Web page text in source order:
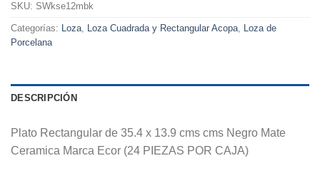
SKU: SWkse12mbk
Categorías: Loza, Loza Cuadrada y Rectangular Acopa, Loza de
Porcelana
DESCRIPCIÓN
Plato Rectangular de 35.4 x 13.9 cms cms Negro Mate
Ceramica Marca Ecor (24 PIEZAS POR CAJA)